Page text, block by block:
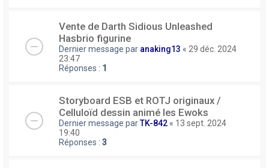
Vente de Darth Sidious Unleashed
Hasbrio figurine
Dernier message par anaking13 « 29 déc. 2024
23:47
Réponses : 1
Storyboard ESB et ROTJ originaux /
Celluloïd dessin animé les Ewoks
Dernier message parTK-842 « 13 sept. 2024
19:40
Réponses : 3